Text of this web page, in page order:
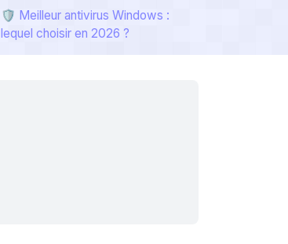
🛡️ Meilleur antivirus Windows :
lequel choisir en 2026 ?